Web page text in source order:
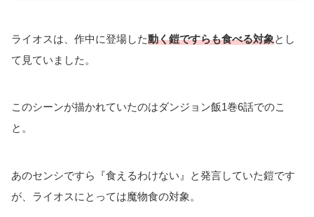
ライオスは、作中に登場した動く鎧ですらも食べる対象とし
て見ていました。
このシーンが描かれていたのはダンジョン飯1巻6話でのこ
と。
あのセンシですら『食えるわけない』と発言していた鎧です
が、ライオスにとっては魔物食の対象。